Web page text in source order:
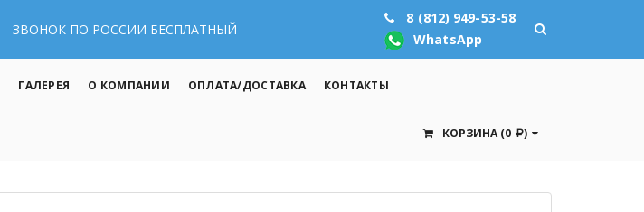
ЗВОНОК ПО РОССИИ БЕСПЛАТНЫЙ
8 (812) 949-53-58
WhatsApp
ГАЛЕРЕЯ О КОМПАНИИ ОПЛАТА/ДОСТАВКА КОНТАКТЫ
КОРЗИНА (0 )